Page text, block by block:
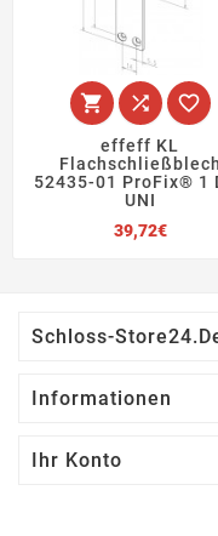
  
effeff KL
Flachschließblech
52435-01 ProFix® 1
UNI
39,72€Preis
Schloss-
Informationen
Ihr Konto